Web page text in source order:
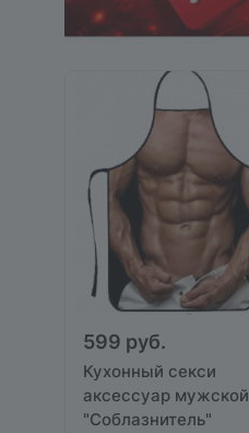
599 руб.
Кухонный секси
аксессуар мужской
"Соблазнитель"